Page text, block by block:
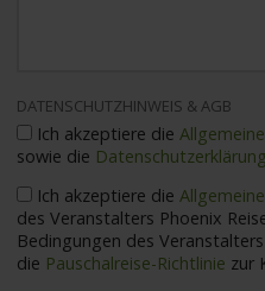
DATENSCHUTZHINWEIS & AGB
Ich akzeptiere die
sowie die Datenschutzerklärung
Ich akzeptiere die
des Veranstalters Phoenix Reisen. Ferner bestätige
Bedingungen des
die Pauschalreise-Richtlinie zur